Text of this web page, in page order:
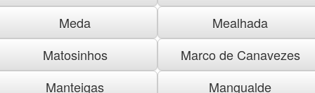
Meda
Mealhada
Matosinhos
Marco de Canavezes
Manteigas
Mangualde